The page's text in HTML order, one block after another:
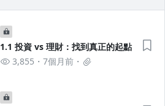
1.1 投資 vs 理財：找到真正的起點
3,855
7個月前